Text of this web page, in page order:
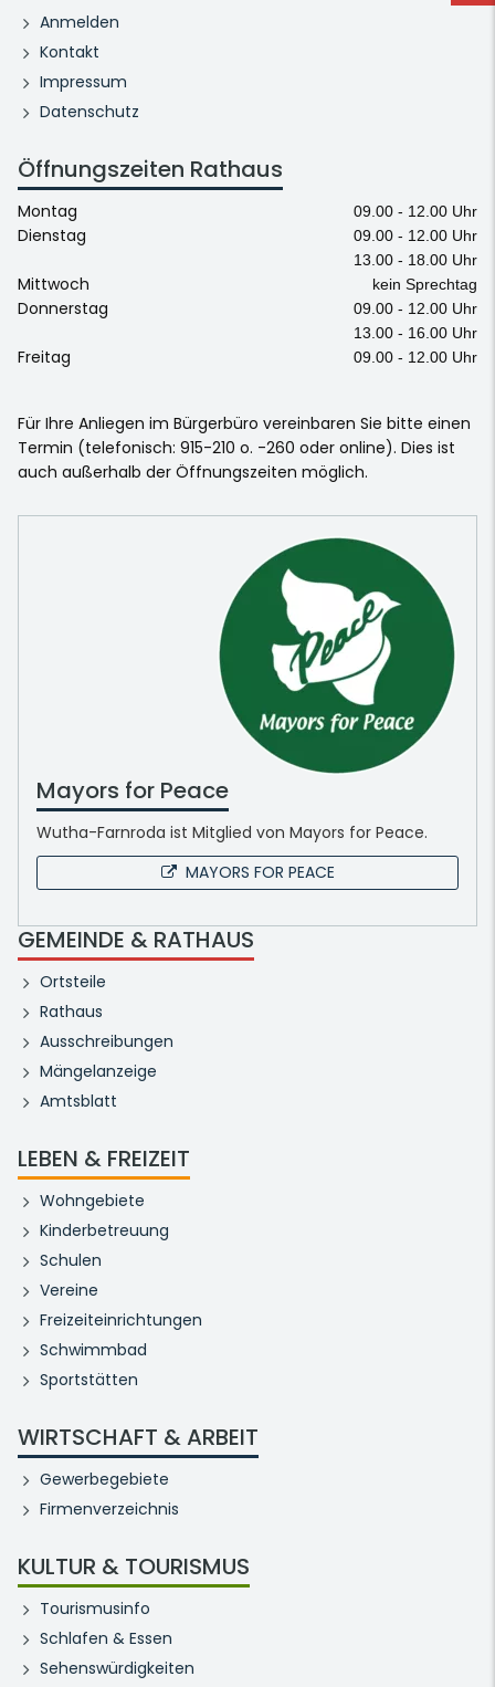
Anmelden
Kontakt
Impressum
Datenschutz
Öffnungszeiten Rathaus
Montag 09.00 - 12.00 Uhr
Dienstag
09.00 - 12.00 Uhr
13.00 - 18.00 Uhr
Mittwoch kein Sprechtag
Donnerstag
09.00 - 12.00 Uhr
13.00 - 16.00 Uhr
Freitag 09.00 - 12.00 Uhr
Für Ihre Anliegen im Bürgerbüro vereinbaren Sie bitte einen
Termin (telefonisch: 915-210 o. -260 oder online). Dies ist
auch außerhalb der Öffnungszeiten möglich.
Mayors for Peace
Wutha-Farnroda ist Mitglied von Mayors for Peace.
MAYORS FOR PEACE
GEMEINDE & RATHAUS
Ortsteile
Rathaus
Ausschreibungen
Mängelanzeige
Amtsblatt
LEBEN & FREIZEIT
Wohngebiete
Kinderbetreuung
Schulen
Vereine
Freizeiteinrichtungen
Schwimmbad
Sportstätten
WIRTSCHAFT & ARBEIT
Gewerbegebiete
Firmenverzeichnis
KULTUR & TOURISMUS
Tourismusinfo
Schlafen & Essen
Sehenswürdigkeiten